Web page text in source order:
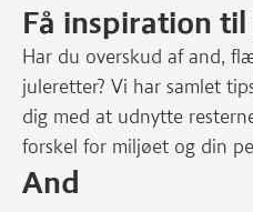
Få inspiration
Har du overskud af and,
juleretter? Vi har samlet
dig med at udnytte
forskel for miljøet og din
And